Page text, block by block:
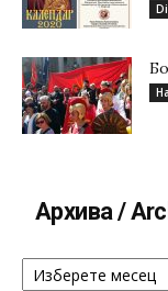
Архива /
Архива